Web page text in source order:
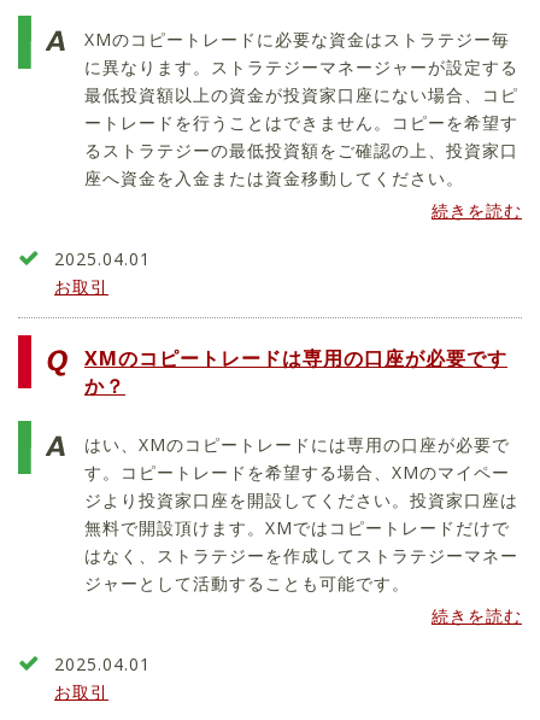
XMのコピートレードに必要な資金はストラテジー毎
に異なります。ストラテジーマネージャーが設定する
最低投資額以上の資金が投資家口座にない場合、コピ
ートレードを行うことはできません。コピーを希望す
るストラテジーの最低投資額をご確認の上、投資家口
座へ資金を入金または資金移動してください。
続きを読む
2025.04.01
お取引
XMのコピートレードは専用の口座が必要です
か？
はい、XMのコピートレードには専用の口座が必要で
す。コピートレードを希望する場合、XMのマイペー
ジより投資家口座を開設してください。投資家口座は
無料で開設頂けます。XMではコピートレードだけで
はなく、ストラテジーを作成してストラテジーマネー
ジャーとして活動することも可能です。
続きを読む
2025.04.01
お取引